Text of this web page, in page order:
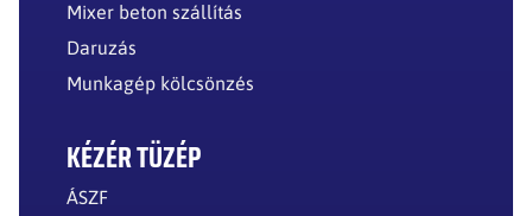
Mixer beton szállítás
Daruzás
Munkagép kölcsönzés
KÉZÉR TÜZÉP
ÁSZF